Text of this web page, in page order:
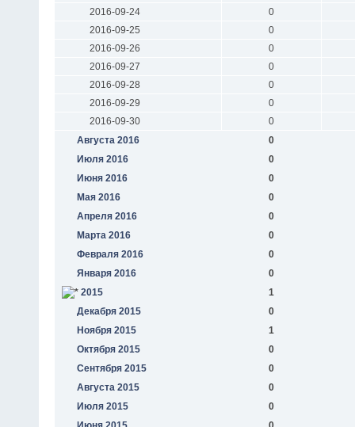
2016-09-24
0
2016-09-25
0
2016-09-26
0
2016-09-27
0
2016-09-28
0
2016-09-29
0
2016-09-30
0
Августа 2016
0
Июля 2016
0
Июня 2016
0
Мая 2016
0
Апреля 2016
0
Марта 2016
0
Февраля 2016
0
Января 2016
0
2015
1
Декабря 2015
0
Ноября 2015
1
Октября 2015
0
Сентября 2015
0
Августа 2015
0
Июля 2015
0